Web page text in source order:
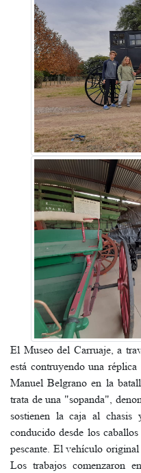
El Museo del Carruaje, a
está contruyendo una
Manuel Belgrano en la
trata de una "sopanda",
sostienen la caja al
conducido desde los
pescante. El vehículo
Los trabajos comenzaron